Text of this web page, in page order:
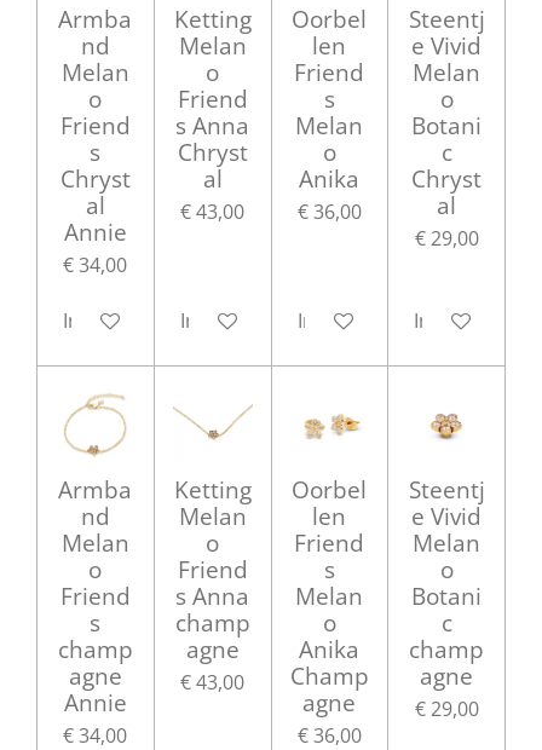
Armba
nd
Melan
o
Friend
s
Chryst
al
Annie
€ 34,00
In winkelwagen
Ketting
Melan
o
Friend
s Anna
Chryst
al
€ 43,00
In winkelwagen
Oorbel
len
Friend
s
Melan
o
Anika
€ 36,00
In winkelwagen
Steentj
e Vivid
Melan
o
Botani
c
Chryst
al
€ 29,00
In
Armba
nd
Melan
o
Friend
s
champ
agne
Annie
€ 34,00
Ketting
Melan
o
Friend
s Anna
champ
agne
€ 43,00
Oorbel
len
Friend
s
Melan
o
Anika
Champ
agne
€ 36,00
Steentj
e Vivid
Melan
o
Botani
c
champ
agne
€ 29,00